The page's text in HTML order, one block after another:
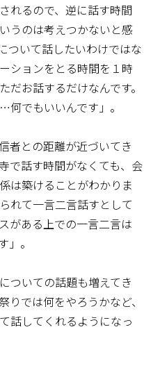
れるので、逆に話す時間
うのは考えつかないと感
ついて話したいわけではな
ションをとる時間を１時
だお話するだけなんです。
でもいいんです」。
者との距離が近づいてき
で話す時間がなくても、会
は築けることがわかりま
れて一言二言話すとして
がある上での一言二言は
」。
ついての話題も増えてき
りでは何をやろうかなど、
話してくれるようになっ